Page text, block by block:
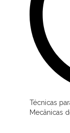
Técnicas
Mecânicas